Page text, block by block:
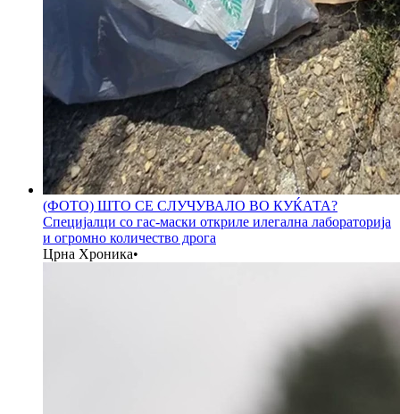
(ФОТО) ШТО СЕ СЛУЧУВАЛО ВО КУЌАТА?
Специјалци со гас-маски откриле илегална лабораторија
и огромно количество дрога
Црна Хроника•